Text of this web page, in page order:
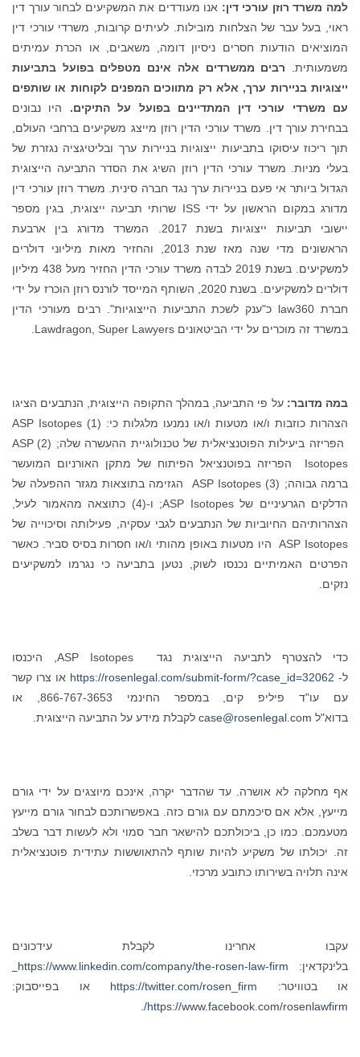
למה משרד רוזן עורכי דין: אנו מעודדים את המשקיעים לבחור עורך דין
ראוי, בעל עבר של הצלחות מובילות. לעיתים קרובות, משרדי עורכי דין
המוציאים הודעות חסרים ניסיון דומה, משאבים, או הכרת עמיתים
משמעותית. רבים ממשרדים אלה אינם מטפלים בפועל בתביעות
ייצוגיות בניירות ערך, אלא רק מתווכים המפנים לקוחות או שותפים
עם משרדי עורכי דין המתדיינים בפועל על התיקים. היו נבונים
בבחירת עורך דין. משרד עורכי הדין רוזן מייצג משקיעים ברחבי העולם,
תוך ריכוז עיסוקו בתביעות ייצוגיות בניירות ערך ובליטיגציה נגזרת של
בעלי מניות. משרד עורכי הדין רוזן השיג את הסדר התביעה הייצוגית
הגדול ביותר אי פעם בניירות ערך נגד חברה סינית. משרד רוזן עורכי דין
מדורג במקום הראשון על ידי ISS שרותי תביעה ייצוגית, בגין מספר
יישובי תביעות ייצוגיות בשנת 2017. המשרד מדורג בין ארבעת
הראשונים מדי שנה מאז שנת 2013, והחזיר מאות מיליוני דולרים
למשקיעים. בשנת 2019 לבדה משרד עורכי הדין החזיר מעל 438 מיליון
דולרים למשקיעים. בשנת 2020, השותף המייסד לורנס רוזן הוכרז על ידי
חברת law360 כ"ענק לשכת התביעות הייצוגיות". רבים מעורכי הדין
במשרד זה מוכרים על ידי הביטאונים Lawdragon, Super Lawyers.
במה מדובר:על פי התביעה, במהלך התקופה הייצוגית, הנתבעים הציגו
הצהרות כוזבות ו/או מטעות ו/או נמנעו מלגלות כי: (1) ASP Isotopes
הפריזה ביעילות הפוטנציאלית של טכנולוגיית ההעשרה שלה; (2) ASP
Isotopes הפריזה בפוטנציאל הפיתוח של מתקן האורניום המועשר
ברמה גבוהה; (3) ASP Isotopes הגזימה בתוצאות מגזר ההפעלה של
הדלקים הגרעיניים של ASP Isotopes; ו-(4) כתוצאה מהאמור לעיל,
הצהרותיהם החיוביות של הנתבעים לגבי עסקיה, פעילותה וסיכוייה של
ASP Isotopes היו מטעות באופן מהותי ו/או חסרות בסיס סביר. כאשר
הפרטים האמיתיים נכנסו לשוק, נטען בתביעה כי נגרמו למשקיעים
נזקים.
כדי להצטרף לתביעה הייצוגית נגד ASP Isotopes, היכנסו
ל- https://rosenlegal.com/submit-form/?case_id=32062 או צרו קשר
עם עו"ד פיליפ קים, במספר החינמי 866-767-3653, או
בדוא"ל case@rosenlegal.com לקבלת מידע על התביעה הייצוגית.
אף מחלקה לא אושרה. עד שהדבר יקרה, אינכם מיוצגים על ידי גורם
מייעץ, אלא אם סיכמתם עם גורם כזה. באפשרותכם לבחור גורם מייעץ
מטעמכם. כמו כן, ביכולתכם להישאר חבר סמוי ולא לעשות דבר בשלב
זה. יכולתו של משקיע להיות שותף להתאוששות עתידית פוטנציאלית
אינה תלויה בשירותו כתובע מרכזי.
עקבו אחרינו לקבלת עידכונים
בלינקדאין: https://www.linkedin.com/company/the-rosen-law-firm
או בטוויטר: https://twitter.com/rosen_firm או בפייסבוק:
https://www.facebook.com/rosenlawfirm/